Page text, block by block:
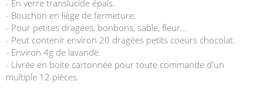
- En verre translucide épais.
- Bouchon en liège de fermeture.
- Pour petites dragées, bonbons, sable, fleur...
- Peut contenir environ 20 dragées petits coeurs chocolat.
- Environ 4g de lavande.
- Livrée en boite cartonnée pour toute commande d'un
multiple 12 pièces.